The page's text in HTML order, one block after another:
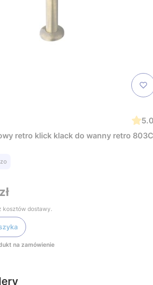
retro klick klack do wanny retro
kosztów dostawy.
na zamówienie